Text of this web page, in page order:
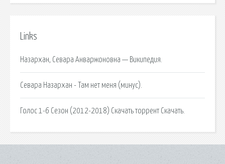
Links
Назархан, Севара Анваржоновна — Википедия.
Севара Назархан - Там нет меня (минус).
Голос 1-6 Сезон (2012-2018) Скачать торрент Скачать.